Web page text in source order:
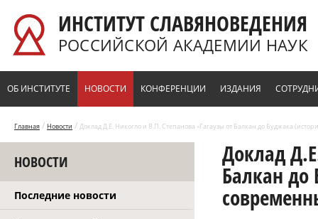
ИНСТИТУТ СЛАВЯНОВЕДЕНИЯ
РОССИЙСКОЙ АКАДЕМИИ НАУК
ОБ ИНСТИТУТЕ НОВОСТИ КОНФЕРЕНЦИИ ИЗДАНИЯ
Главная / Новости / Доклад Д.Е. Никогло и В.П. Степанова «Гагаузы от Балкан до Буджака
НОВОСТИ
Последние новости
Доклад
Балкан до